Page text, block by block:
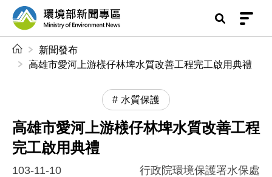
前往中央內容區塊
環境部新聞專區
新聞發布
高雄市愛河上游檨仔林埤水質改善工程完工啟用典禮
水質保護
高雄市愛河上游檨仔林埤水質改善工程
完工啟用典禮
103-11-10 行政院環境保護署水保處